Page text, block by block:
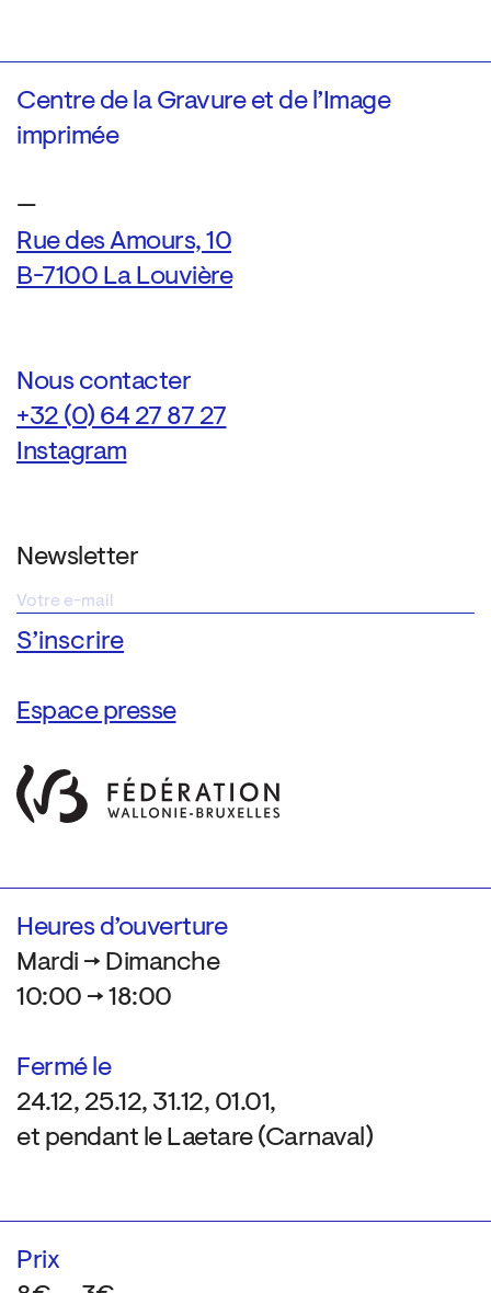
Centre de la Gravure et de l’Image
imprimée
—
Rue des Amours, 10
B-7100 La Louvière
Nous contacter
+32 (0) 64 27 87 27
Instagram
Newsletter
Espace presse
Heures d’ouverture
Mardi → Dimanche
10:00 → 18:00
Fermé le
24.12, 25.12, 31.12, 01.01,
et pendant le Laetare (Carnaval)
Prix